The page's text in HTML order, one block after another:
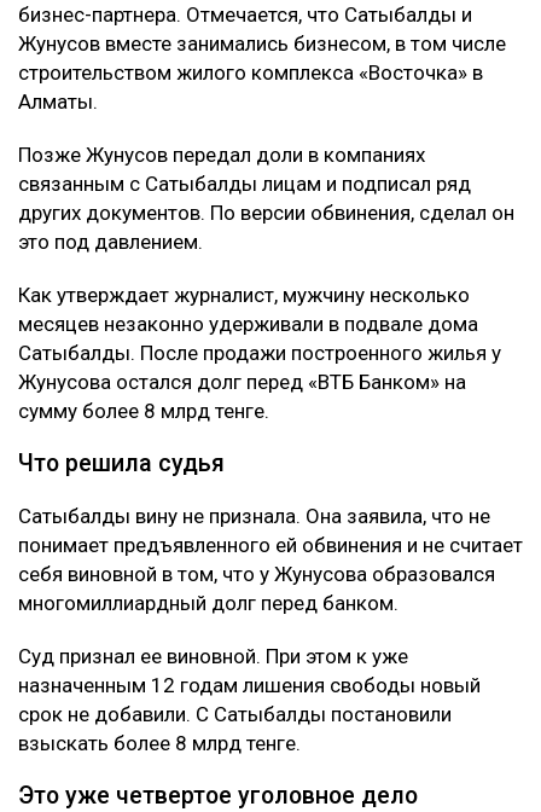
бизнес-партнера. Отмечается, что Сатыбалды и
Жунусов вместе занимались бизнесом, в том числе
строительством жилого комплекса «Восточка» в
Алматы.
Позже Жунусов передал доли в компаниях
связанным с Сатыбалды лицам и подписал ряд
других документов. По версии обвинения, сделал он
это под давлением.
Как утверждает журналист, мужчину несколько
месяцев незаконно удерживали в подвале дома
Сатыбалды. После продажи построенного жилья у
Жунусова остался долг перед «ВТБ Банком» на
сумму более 8 млрд тенге.
Что решила судья
Сатыбалды вину не признала. Она заявила, что не
понимает предъявленного ей обвинения и не считает
себя виновной в том, что у Жунусова образовался
многомиллиардный долг перед банком.
Суд признал ее виновной. При этом к уже
назначенным 12 годам лишения свободы новый
срок не добавили. С Сатыбалды постановили
взыскать более 8 млрд тенге.
Это уже четвертое уголовное дело